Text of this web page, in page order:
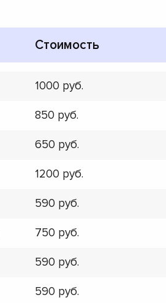
Стоимость
1000
850
650
1200
590
750
590
590